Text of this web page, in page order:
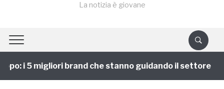
La notizia è giovane
i 5 migliori brand che stanno guidando il settore